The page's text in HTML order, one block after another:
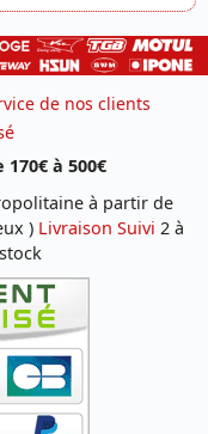
de nos clients
170€ à 500€
à partir de
) Livraison Suivi 2 à